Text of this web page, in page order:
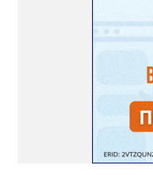
месяца, а место
самосевом в ней
сухие цветы и
весной прорастет
Прованса не любит
яму гравий и песок –
Екатерина
пошли на
пусть лаванда цветёт
специально для
ВКОНТАКТЕ https://